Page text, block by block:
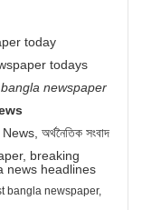
today
todays
newspaper
অর্থনৈতিক সংবাদ
breaking
news headlines
bangla newspaper,